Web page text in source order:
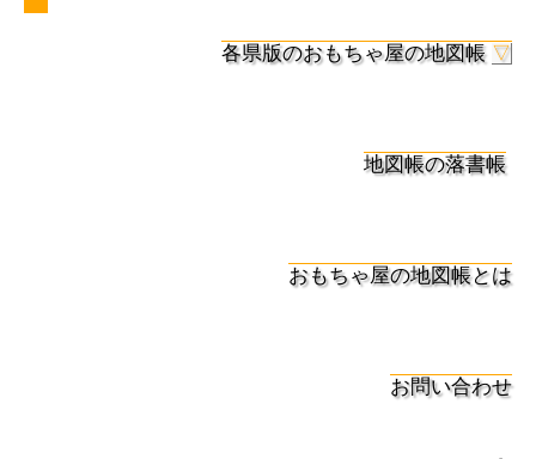
各県版のおもちゃ屋の地図帳 ▽
地図帳の落書帳
おもちゃ屋の地図帳とは
お問い合わせ